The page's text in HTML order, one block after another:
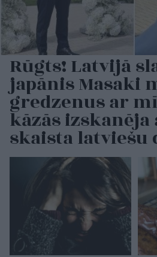
Rūgts! Latvijā
japānis Masaki
gredzenus ar
kāzās
skaista latviešu